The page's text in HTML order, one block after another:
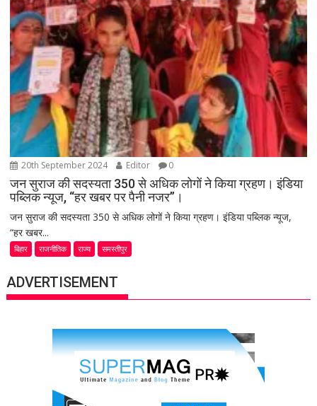
20th September 2024 Editor 0
जन सुराज की सदस्यता 350 से अधिक लोगों ने किया ग्रहण। इंडिया
पब्लिक न्यूज, “हर खबर पर पैनी नजर”।
जन सुराज की सदस्यता 350 से अधिक लोगों ने किया ग्रहण। इंडिया पब्लिक न्यूज,
“हर खबर...
बिहार राजनीतिक राज्य समस्तीपुर
ADVERTISEMENT